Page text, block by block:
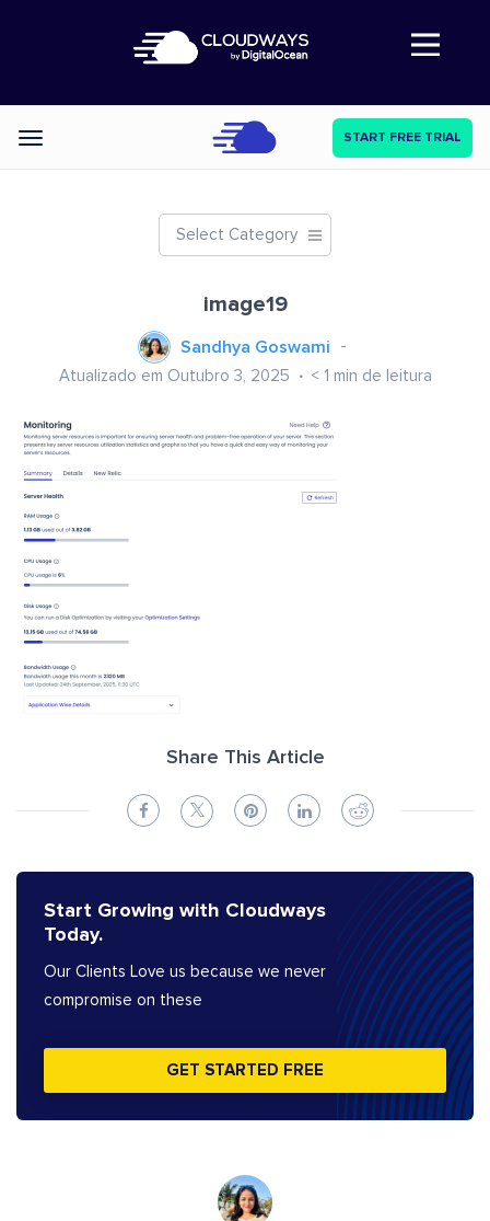
Abre a navegação
Categories START FREE TRIAL
Select Category
image19
Sandhya Goswami
Atualizado em Outubro 3, 2025 < 1 min de leitura
Share This Article
Start Growing with Cloudways
Today.
Our Clients Love us because we never
compromise on these
GET STARTED FREE